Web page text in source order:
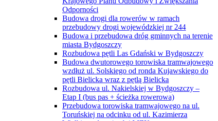
Odporności
Budowa drogi dla rowerów w ramach
przebudowy drogi wojewódzkiej nr 244
Budowa i przebudowa dróg gminnych na terenie
miasta Bydgoszczy
Rozbudowa pętli Las Gdański w Bydgoszczy
Budowa dwutorowego torowiska tramwajowego
wzdłuż ul. Solskiego od ronda Kujawskiego do
pętli Bielicka wraz z pętlą Bielicka
Rozbudowa ul. Nakielskiej w Bydgoszczy –
Etap I (bus pas + ścieżka rowerowa)
Przebudowa torowiska tramwajowego na ul.
Toruńskiej na odcinku od ul. Kazimierza